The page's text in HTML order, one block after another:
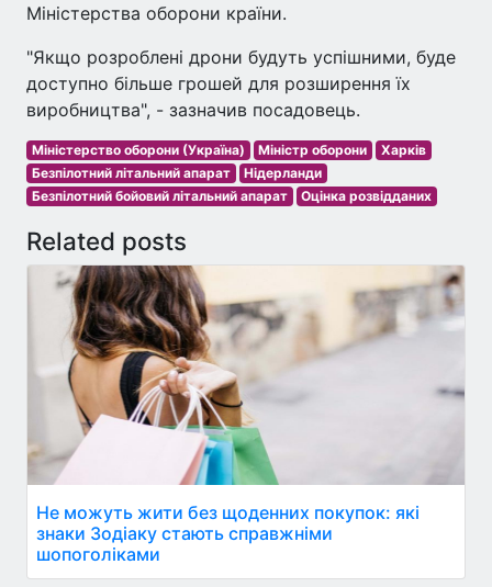
Міністерства оборони країни.
"Якщо розроблені дрони будуть успішними, буде
доступно більше грошей для розширення їх
виробництва", - зазначив посадовець.
Міністерство оборони (Україна) Міністр оборони
Харків
Безпілотний літальний апарат
Нідерланди
Безпілотний бойовий літальний апарат
Оцінка розвідданих
Related posts
Не можуть жити без щоденних покупок: які
знаки Зодіаку стають справжніми
шопоголіками